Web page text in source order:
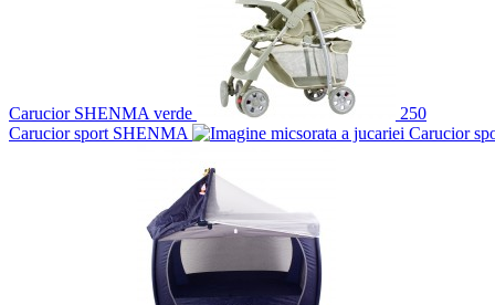
Carucior SHENMA verde
250
Carucior sport SHENMA